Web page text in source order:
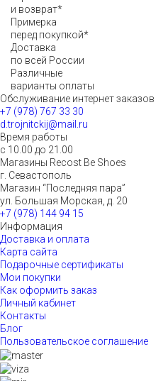
и возврат*
Примерка
перед покупкой*
Доставка
по всей России
Различные
варианты оплаты
Обслуживание интернет заказов
+7 (978) 767 33 30
d.trojnitckij@mail.ru
Время работы
с 10.00 до 21.00
Магазины Recost Be Shoes
г. Севастополь
Магазин “Последняя пара”
ул. Большая Морская, д. 20
+7 (978) 144 94 15
Информация
Доставка и оплата
Карта сайта
Подарочные сертификаты
Мои покупки
Как оформить заказ
Личный кабинет
Контакты
Блог
Пользовательское соглашение